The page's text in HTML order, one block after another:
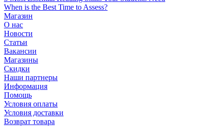
When is the Best Time to Assess?
Магазин
О нас
Новости
Статьи
Вакансии
Магазины
Скидки
Наши партнеры
Информация
Помощь
Условия оплаты
Условия доставки
Возврат товара